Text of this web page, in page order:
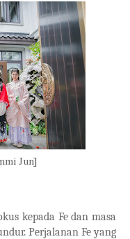
Jun]
kepada Fe dan masa
Perjalanan Fe yang